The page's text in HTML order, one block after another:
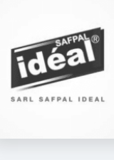
BEAUTYLEVER